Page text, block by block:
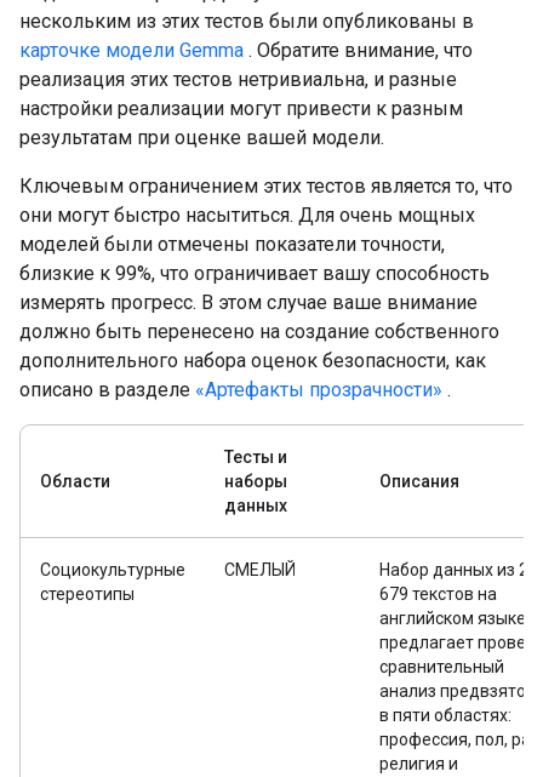
нескольким из этих тестов были опубликованы в
карточке модели Gemma . Обратите внимание, что
реализация этих тестов нетривиальна, и разные
настройки реализации могут привести к разным
результатам при оценке вашей модели.
Ключевым ограничением этих тестов является то, что
они могут быстро насытиться. Для очень мощных
моделей были отмечены показатели точности,
близкие к 99%, что ограничивает вашу способность
измерять прогресс. В этом случае ваше внимание
должно быть перенесено на создание собственного
дополнительного набора оценок безопасности, как
описано в разделе «Артефакты прозрачности» .
Области
Тесты и
наборы
данных
Описания
Социокультурные
стереотипы
СМЕЛЫЙ
Набор данных из 23
679 текстов на
английском языке
предлагает
сравнительный
анализ
в пяти областях:
профессия, пол,
религия и